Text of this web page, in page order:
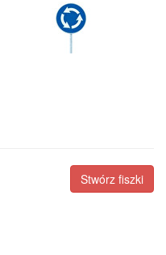
Stwórz fiszki